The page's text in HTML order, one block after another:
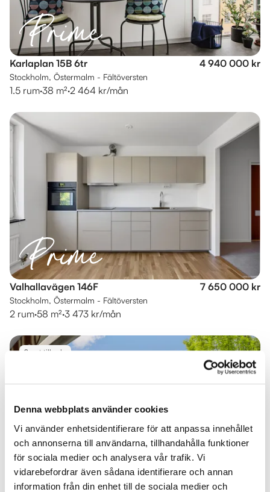
Denna webbplats använder cookies
Vi använder enhetsidentifierare för att anpassa innehållet
och annonserna till användarna, tillhandahålla funktioner
för sociala medier och analysera vår trafik. Vi
vidarebefordrar även sådana identifierare och annan
information från din enhet till de sociala medier och
Karlaplan 15B 6tr 4 940 000 kr
Stockholm, Östermalm - Fältöversten
1.5 rum·38 m²·2 464 kr/mån
Valhallavägen 146F 7 650 000 kr
Stockholm, Östermalm - Fältöversten
2 rum·58 m²·3 473 kr/mån
Snart till salu